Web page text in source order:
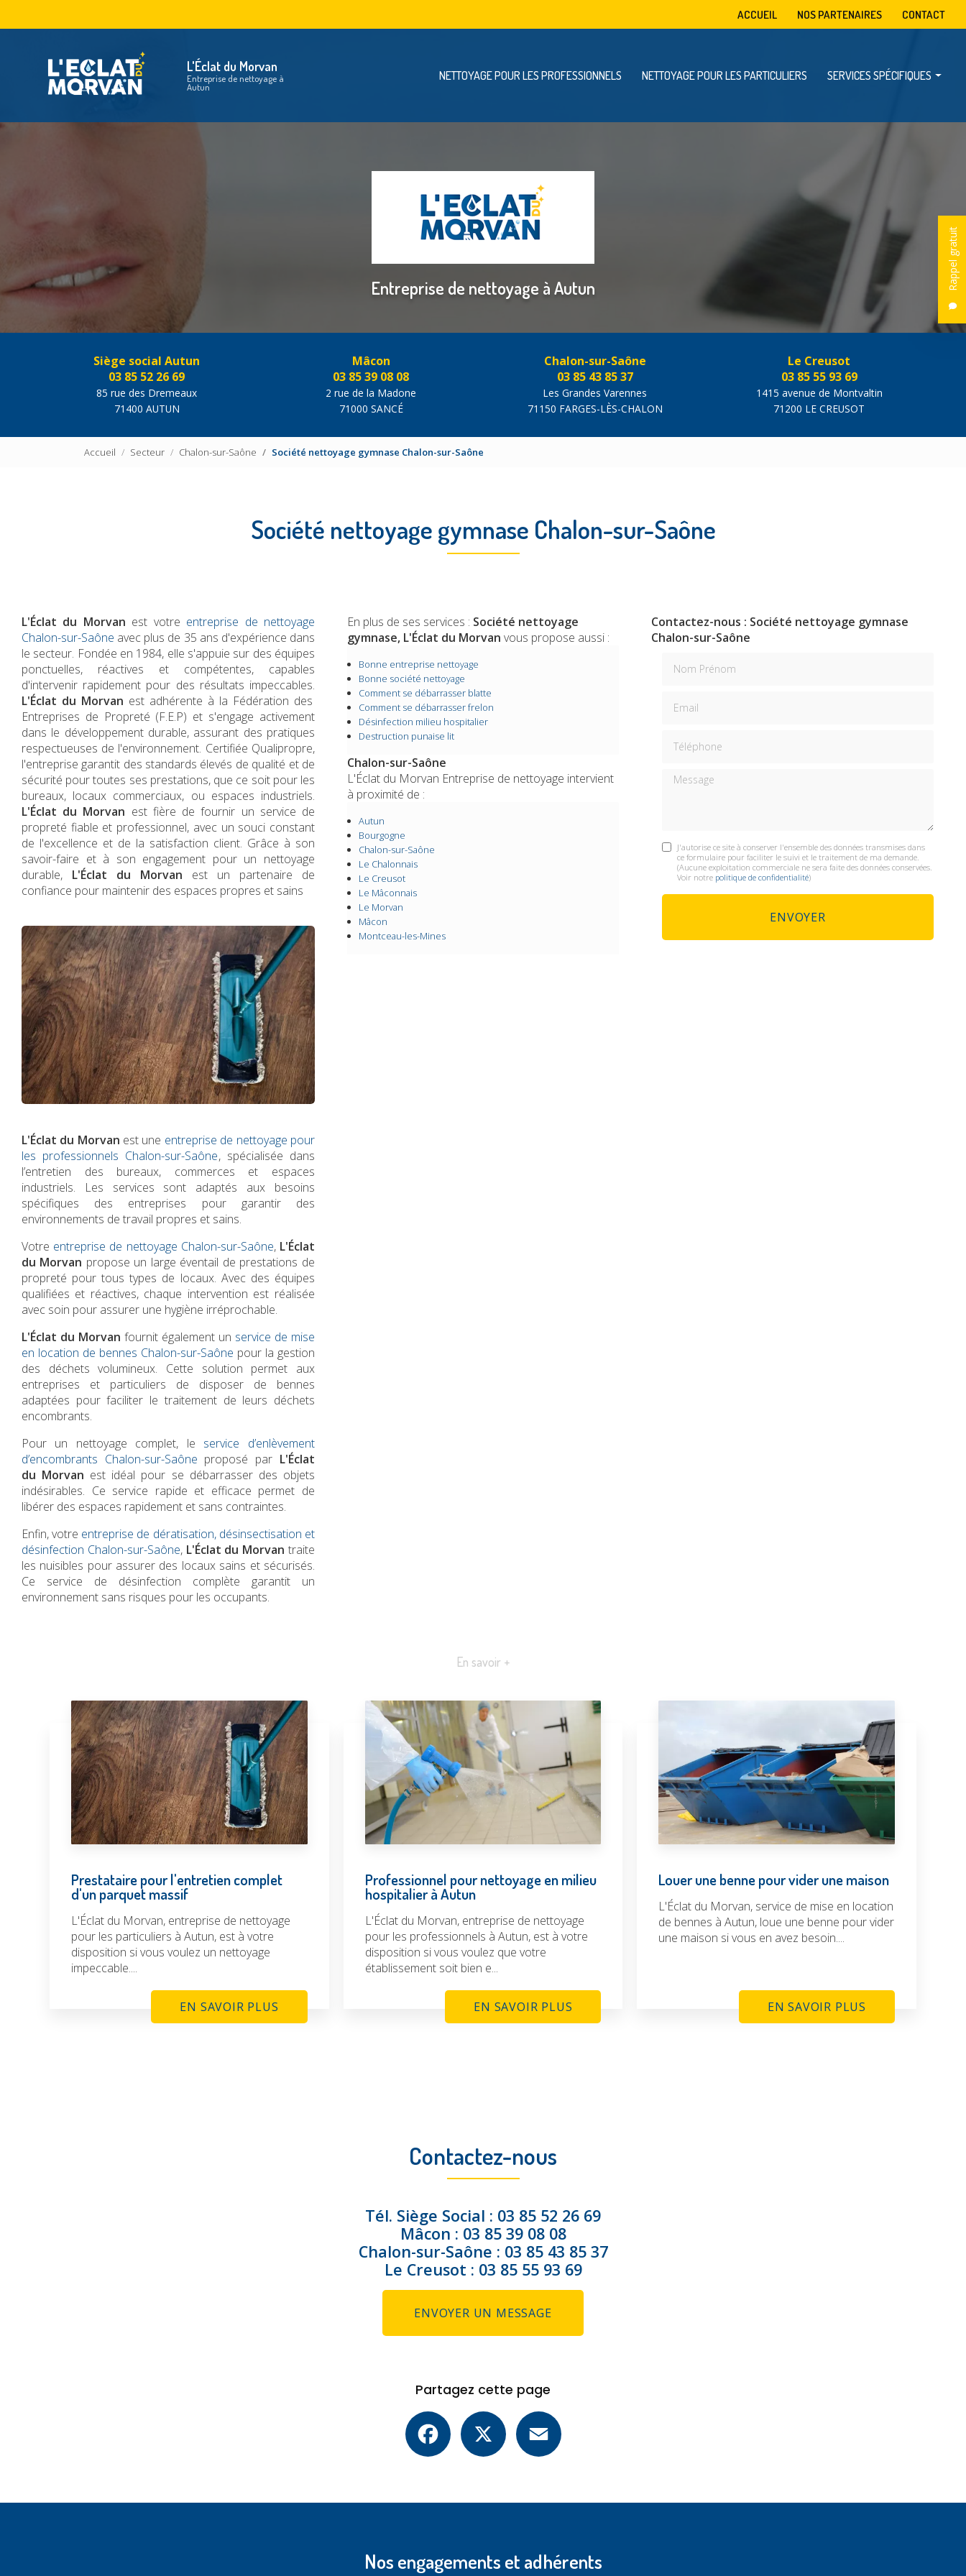
L'Éclat du Morvan
Entreprise de nettoyage à
Autun
Rappel gratuit
ACCUEIL NOS PARTENAIRES
CONTACT
NETTOYAGE POUR LES PROFESSIONNELS NETTOYAGE POUR LES PARTICULIERS SERVICES SPÉCIFIQUES
Entreprise de nettoyage à Autun
Siège social Autun
03 85 52 26 69
85 rue des Dremeaux
71400 AUTUN
Mâcon
03 85 39 08 08
2 rue de la Madone
71000 SANCÉ
Chalon-sur-Saône
03 85 43 85 37
Les Grandes Varennes
71150 FARGES-LÈS-CHALON
Le Creusot
03 85 55 93 69
1415 avenue de Montvaltin
71200 LE CREUSOT
Accueil Secteur Chalon-sur-Saône Société nettoyage gymnase Chalon-sur-Saône
Société nettoyage gymnase Chalon-sur-Saône
L'Éclat du Morvan est votre entreprise de nettoyage
Chalon-sur-Saône avec plus de 35 ans d'expérience dans
le secteur. Fondée en 1984, elle s'appuie sur des équipes
ponctuelles, réactives et compétentes, capables
d'intervenir rapidement pour des résultats impeccables.
L'Éclat du Morvan est adhérente à la Fédération des
Entreprises de Propreté (F.E.P) et s'engage activement
dans le développement durable, assurant des pratiques
respectueuses de l'environnement. Certifiée Qualipropre,
l'entreprise garantit des standards élevés de qualité et de
sécurité pour toutes ses prestations, que ce soit pour les
bureaux, locaux commerciaux, ou espaces industriels.
L'Éclat du Morvan est fière de fournir un service de
propreté fiable et professionnel, avec un souci constant
de l'excellence et de la satisfaction client. Grâce à son
savoir-faire et à son engagement pour un nettoyage
durable, L'Éclat du Morvan est un partenaire de
confiance pour maintenir des espaces propres et sains
L'Éclat du Morvan est une entreprise de nettoyage pour
les professionnels Chalon-sur-Saône, spécialisée dans
l’entretien des bureaux, commerces et espaces
industriels. Les services sont adaptés aux besoins
spécifiques des entreprises pour garantir des
environnements de travail propres et sains.
Votre entreprise de nettoyage Chalon-sur-Saône, L'Éclat
du Morvan propose un large éventail de prestations de
propreté pour tous types de locaux. Avec des équipes
qualifiées et réactives, chaque intervention est réalisée
avec soin pour assurer une hygiène irréprochable.
L'Éclat du Morvan fournit également un service de mise
en location de bennes Chalon-sur-Saône pour la gestion
des déchets volumineux. Cette solution permet aux
entreprises et particuliers de disposer de bennes
adaptées pour faciliter le traitement de leurs déchets
encombrants.
Pour un nettoyage complet, le service d’enlèvement
d’encombrants Chalon-sur-Saône proposé par L'Éclat
du Morvan est idéal pour se débarrasser des objets
indésirables. Ce service rapide et efficace permet de
libérer des espaces rapidement et sans contraintes.
Enfin, votre entreprise de dératisation, désinsectisation et
désinfection Chalon-sur-Saône, L'Éclat du Morvan traite
les nuisibles pour assurer des locaux sains et sécurisés.
Ce service de désinfection complète garantit un
environnement sans risques pour les occupants.
En plus de ses services : Société nettoyage
gymnase, L'Éclat du Morvan vous propose aussi :
Bonne entreprise nettoyage
Bonne société nettoyage
Comment se débarrasser blatte
Comment se débarrasser frelon
Désinfection milieu hospitalier
Destruction punaise lit
Chalon-sur-Saône
L'Éclat du Morvan Entreprise de nettoyage intervient
à proximité de :
Autun
Bourgogne
Chalon-sur-Saône
Le Chalonnais
Le Creusot
Le Mâconnais
Le Morvan
Mâcon
Montceau-les-Mines
Contactez-nous : Société nettoyage gymnase
Chalon-sur-Saône
Message
J'autorise ce site à conserver l'ensemble des données transmises dans
ce formulaire pour faciliter le suivi et le traitement de ma demande.
(Aucune exploitation commerciale ne sera faite des données conservées.
Voir notre politique de confidentialité)
En savoir +
Prestataire pour l'entretien complet
d'un parquet massif
L'Éclat du Morvan, entreprise de nettoyage
pour les particuliers à Autun, est à votre
disposition si vous voulez un nettoyage
impeccable....
EN SAVOIR PLUS
Professionnel pour nettoyage en milieu
hospitalier à Autun
L'Éclat du Morvan, entreprise de nettoyage
pour les professionnels à Autun, est à votre
disposition si vous voulez que votre
établissement soit bien e...
EN SAVOIR PLUS
Louer une benne pour vider une maison
L'Éclat du Morvan, service de mise en location
de bennes à Autun, loue une benne pour vider
une maison si vous en avez besoin....
EN SAVOIR PLUS
Contactez-nous
Tél. Siège Social : 03 85 52 26 69
Mâcon : 03 85 39 08 08
Chalon-sur-Saône : 03 85 43 85 37
Le Creusot : 03 85 55 93 69
ENVOYER UN MESSAGE
Partagez cette page
Facebook
Nos engagements et adhérents